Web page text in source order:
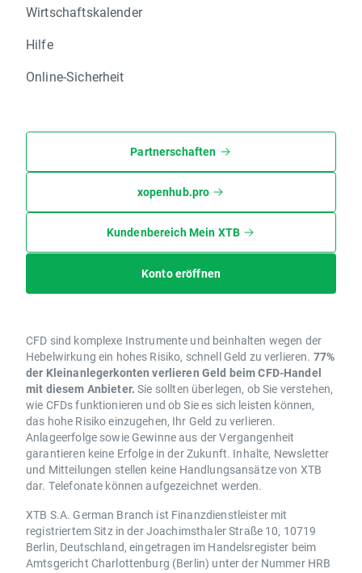
Wirtschaftskalender
Hilfe
Online-Sicherheit
Partnerschaften
xopenhub.pro
Kundenbereich Mein XTB
Konto eröffnen
CFD sind komplexe Instrumente und beinhalten wegen der
Hebelwirkung ein hohes Risiko, schnell Geld zu verlieren. 77%
der Kleinanlegerkonten verlieren Geld beim CFD-Handel
mit diesem Anbieter. Sie sollten überlegen, ob Sie verstehen,
wie CFDs funktionieren und ob Sie es sich leisten können,
das hohe Risiko einzugehen, Ihr Geld zu verlieren.
Anlageerfolge sowie Gewinne aus der Vergangenheit
garantieren keine Erfolge in der Zukunft. Inhalte, Newsletter
und Mitteilungen stellen keine Handlungsansätze von XTB
dar. Telefonate können aufgezeichnet werden.
XTB S.A. German Branch ist Finanzdienstleister mit
registriertem Sitz in der Joachimsthaler Straße 10, 10719
Berlin, Deutschland, eingetragen im Handelsregister beim
Amtsgericht Charlottenburg (Berlin) unter der Nummer HRB